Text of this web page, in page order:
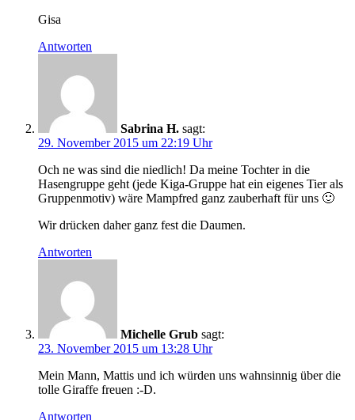
Gisa
Antworten
Sabrina H. sagt:
29. November 2015 um 22:19 Uhr
Och ne was sind die niedlich! Da meine Tochter in die
Hasengruppe geht (jede Kiga-Gruppe hat ein eigenes Tier als
Gruppenmotiv) wäre Mampfred ganz zauberhaft für uns 🙂
Wir drücken daher ganz fest die Daumen.
Antworten
Michelle Grub sagt:
23. November 2015 um 13:28 Uhr
Mein Mann, Mattis und ich würden uns wahnsinnig über die
tolle Giraffe freuen :-D.
Antworten